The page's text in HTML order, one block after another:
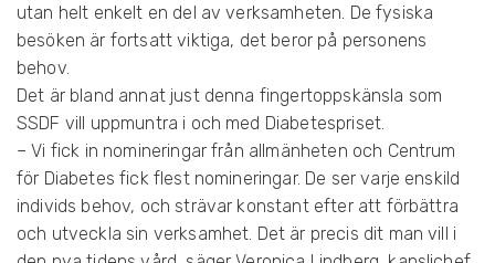
O
M
F
Ö
R
E
I
N
G
N
utan helt enkelt en del av verksamheten. De fysiska
besöken är fortsatt viktiga, det beror på personens
behov.
Det är bland annat just denna fingertoppskänsla som
SSDF vill uppmuntra i och med Diabetespriset.
– Vi fick in nomineringar från allmänheten och Centrum
för Diabetes fick flest nomineringar. De ser varje enskild
individs behov, och strävar konstant efter att förbättra
och utveckla sin verksamhet. Det är precis dit man vill i